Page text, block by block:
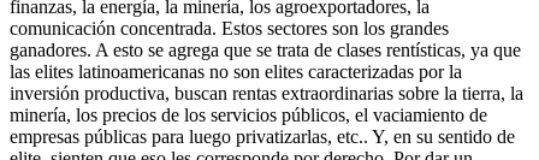
finanzas, la energía, la minería, los agroexportadores, la
comunicación concentrada. Estos sectores son los grandes
ganadores. A esto se agrega que se trata de clases rentísticas, ya que
las elites latinoamericanas no son elites caracterizadas por la
inversión productiva, buscan rentas extraordinarias sobre la tierra, la
minería, los precios de los servicios públicos, el vaciamiento de
empresas públicas para luego privatizarlas, etc.. Y, en su sentido de